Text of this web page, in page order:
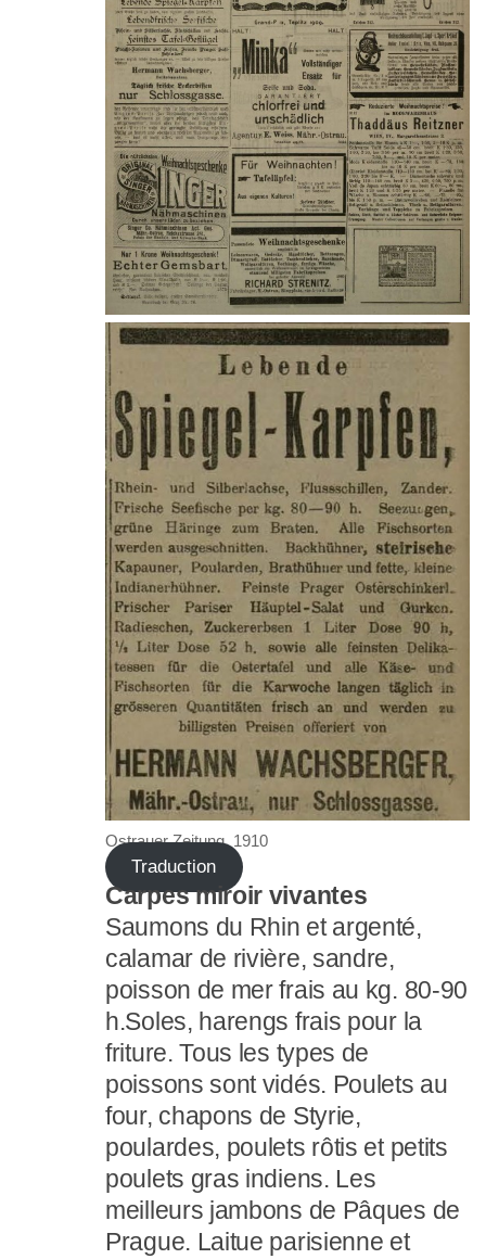
Ostrauer Zeitung, 1910
Traduction
Carpes miroir vivantes
Saumons du Rhin et argenté,
calamar de rivière, sandre,
poisson de mer frais au kg. 80-90
h.Soles, harengs frais pour la
friture. Tous les types de
poissons sont vidés. Poulets au
four, chapons de Styrie,
poulardes, poulets rôtis et petits
poulets gras indiens. Les
meilleurs jambons de Pâques de
Prague. Laitue parisienne et